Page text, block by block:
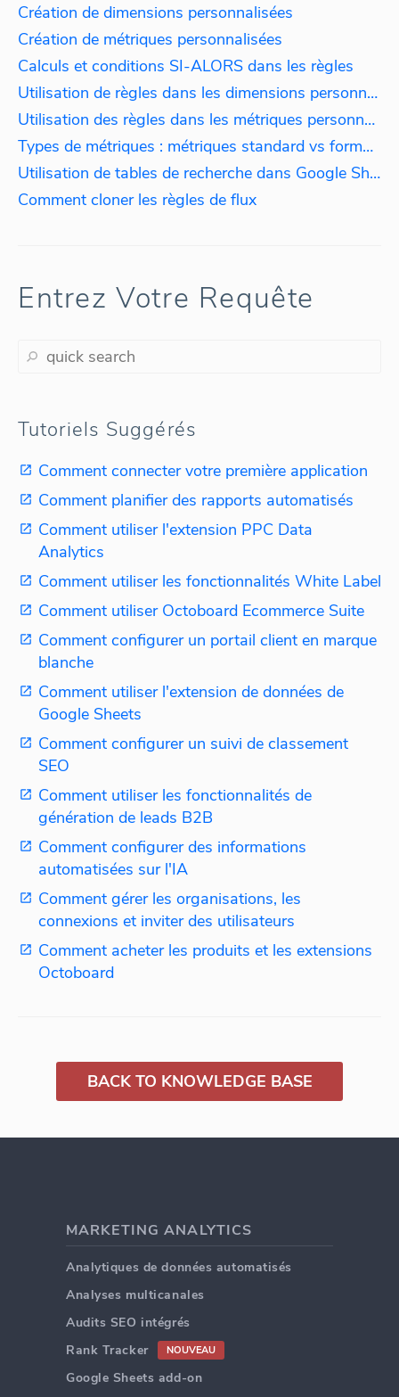
Création de dimensions personnalisées
Création de métriques personnalisées
Calculs et conditions SI-ALORS dans les règles
Utilisation de règles dans les dimensions personnalisées : agrégation des données par langue
Utilisation des règles dans les métriques personnalisées : calcul de l'impôt
Types de métriques : métriques standard vs formules
Utilisation de tables de recherche dans Google Sheet
Comment cloner les règles de flux
Entrez Votre Requête
Tutoriels Suggérés
Comment connecter votre première application
Comment planifier des rapports automatisés
Comment utiliser l'extension PPC Data
Analytics
Comment utiliser les fonctionnalités White Label
Comment utiliser Octoboard Ecommerce Suite
Comment configurer un portail client en marque
blanche
Comment utiliser l'extension de données de
Google Sheets
Comment configurer un suivi de classement
SEO
Comment utiliser les fonctionnalités de
génération de leads B2B
Comment configurer des informations
automatisées sur l'IA
Comment gérer les organisations, les
connexions et inviter des utilisateurs
Comment acheter les produits et les extensions
Octoboard
BACK TO KNOWLEDGE BASE
MARKETING ANALYTICS
Analytiques de données automatisés
Analyses multicanales
Audits SEO intégrés
Rank Tracker
NOUVEAU
Google Sheets add-on